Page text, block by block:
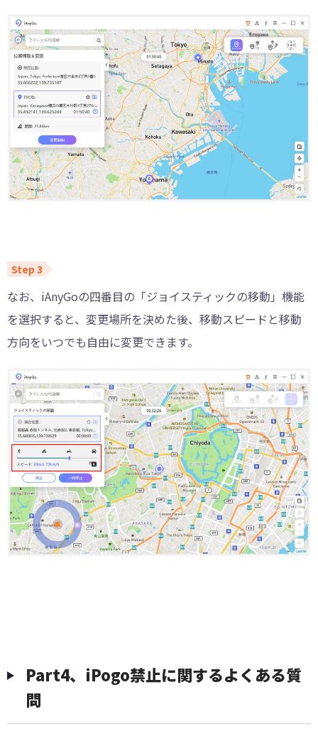
なお、iAnyGoの四番目の「ジョイスティックの移動」機能
を選択すると、変更場所を決めた後、移動スピードと移動
方向をいつでも自由に変更できます。
Part4、iPogo禁止に関するよくある質
問